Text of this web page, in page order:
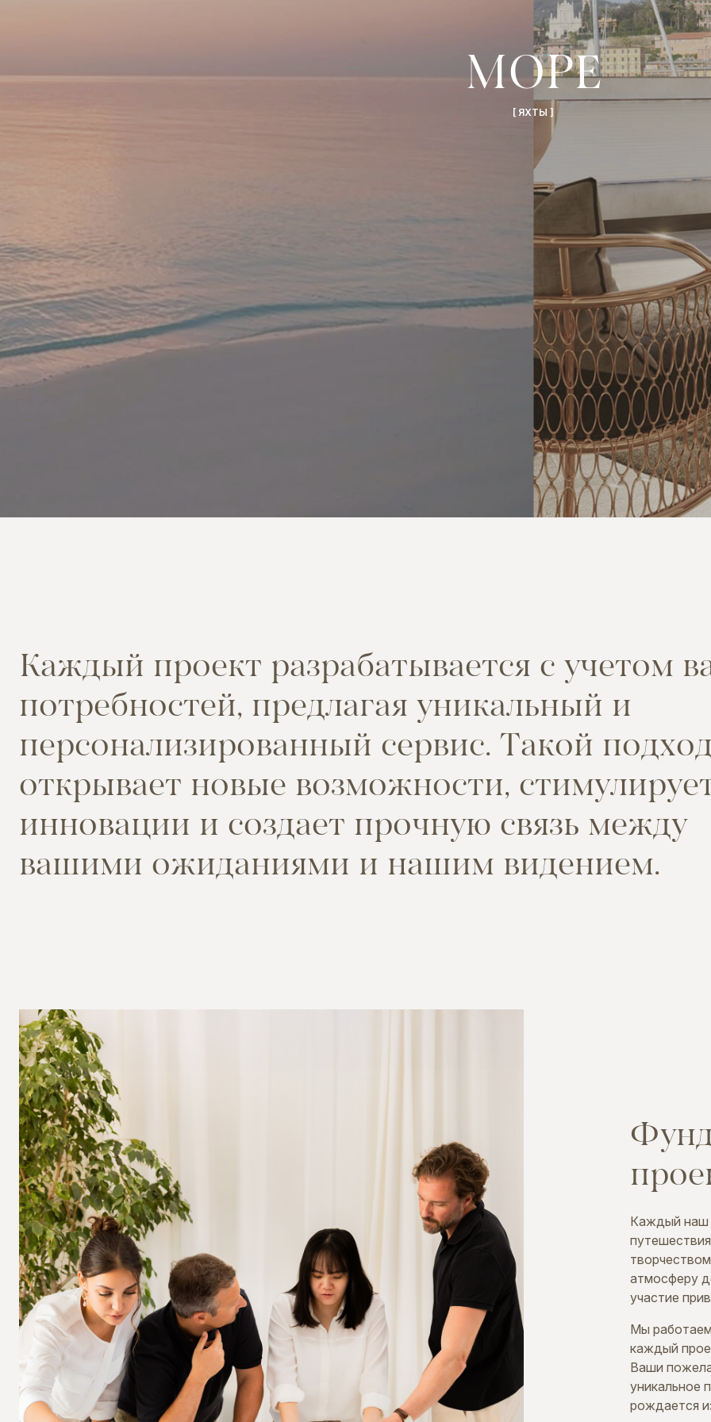
МОРЕ
[ ЯХТЫ ]
Каждый проект разрабатывается с учетом в
потребностей, предлагая уникальный и
персонализированный сервис. Такой подхо
открывает новые возможности, стимулируе
инновации и создает прочную связь между
вашими ожиданиями и нашим видением.
Каждый наш
атмосферу
участие
Мы
каждый
Ваши
уникальное
рождается